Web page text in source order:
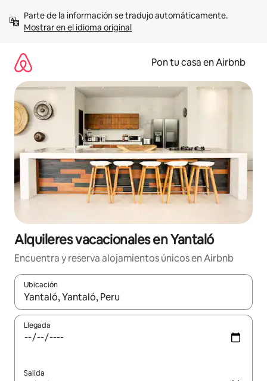
contenidoMostrar en el idioma original
Pon tu casa en Airbnb
Alquileres vacacionales en Yantaló
Encuentra y reserva alojamientos únicos en Airbnb
Ubicación
Cuando los resultados estén disponibles, navega con las
Llegada
Salida